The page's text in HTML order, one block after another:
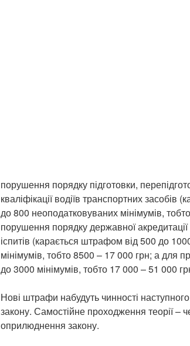
порушення порядку підготовки,
кваліфікації водіїв транспортних
до 800 неоподатковуваних мінімумів,
порушення порядку державної
іспитів (карається штрафом від 500 до
мінімумів, тобто 8500 – 17 000 грн; а для
до 3000 мінімумів, тобто 17 000 – 51 000
Нові штрафи набудуть чинності
закону. Самостійне проходження теорії –
оприлюднення закону.